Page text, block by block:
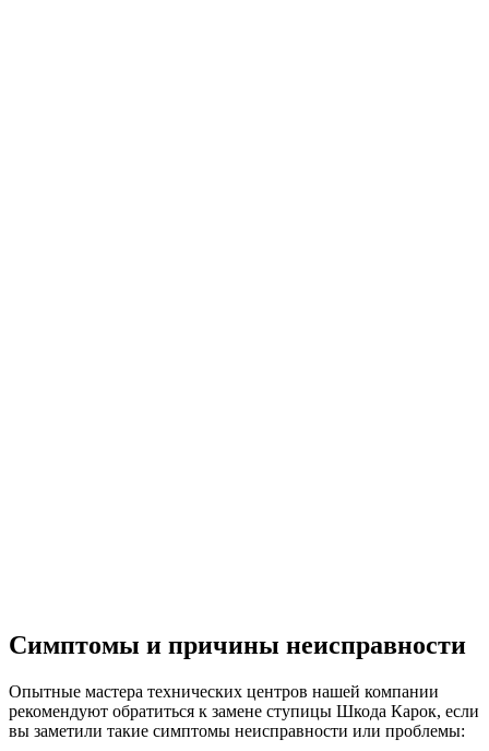
Симптомы и причины неисправности
Опытные мастера технических центров нашей компании
рекомендуют обратиться к замене ступицы Шкода Карок, если
вы заметили такие симптомы неисправности или проблемы: